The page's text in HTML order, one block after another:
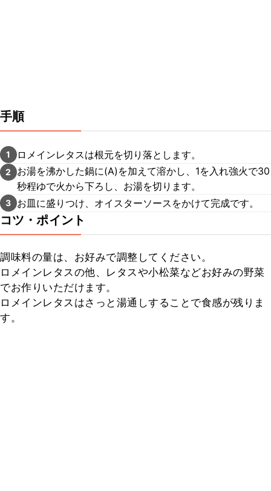
手順
1 ロメインレタスは根元を切り落とします。
2
お湯を沸かした鍋に(A)を加えて溶かし、1を入れ強火で30
秒程ゆで火から下ろし、お湯を切ります。
3 お皿に盛りつけ、オイスターソースをかけて完成です。
コツ・ポイント
調味料の量は、お好みで調整してください。
ロメインレタスの他、レタスや小松菜などお好みの野菜
でお作りいただけます。
ロメインレタスはさっと湯通しすることで食感が残りま
す。